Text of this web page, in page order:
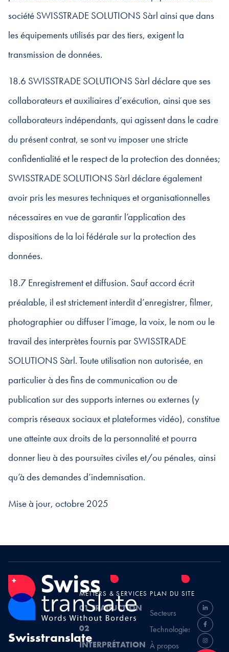
société SWISSTRADE SOLUTIONS Sàrl ainsi que dans
les équipements utilisés par des tiers, exigent la
transmission de données.
18.6 SWISSTRADE SOLUTIONS Sàrl déclare que ses
collaborateurs et auxiliaires d’exécution, ainsi que ses
collaborateurs indépendants, qui agissent dans le cadre
du présent contrat, se sont vu imposer une stricte
confidentialité et le respect de la protection des données;
SWISSTRADE SOLUTIONS Sàrl déclare également
avoir pris les mesures techniques et organisationnelles
nécessaires en vue de garantir l’application des
dispositions de la loi fédérale sur la protection des
données.
18.7 Enregistrement et diffusion. Sauf accord écrit
préalable, il est strictement interdit d’enregistrer, filmer,
photographier ou diffuser l’image, la voix, le nom ou le
travail des interprètes fournis par SWISSTRADE
SOLUTIONS Sàrl. Toute utilisation non autorisée, en
particulier à des fins de communication ou de
publication sur des supports internes ou externes (y
compris réseaux sociaux et plateformes vidéo), constitue
une atteinte aux droits de la personnalité et pourra
donner lieu à des poursuites civiles et/ou pénales, ainsi
qu’à des demandes d’indemnisation.
Mise à jour, octobre 2025
Swisstranslate
MÉTIERS & SERVICES
01 TRADUCTION
02
INTERPRÉTATION
PLAN DU SITE
Secteurs
Technologies
À propos